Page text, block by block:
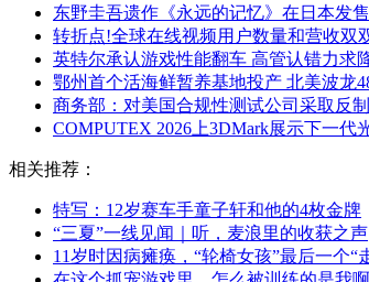
东野圭吾遗作《永远的记忆》在日本发售
转折点!全球在线视频用户数量和营收双
英特尔承认游戏性能翻车 高管认错力求
鄂州首个活海鲜暂养基地投产 北美波龙
商务部：对美国合规性测试公司采取反
COMPUTEX 2026上3DMark展示下一代
相关推荐：
特写：12岁赛车手童子轩和他的4枚金牌
“三夏”一线见闻｜听，麦浪里的收获之声
11岁时因病瘫痪，“轮椅女孩”最后一个